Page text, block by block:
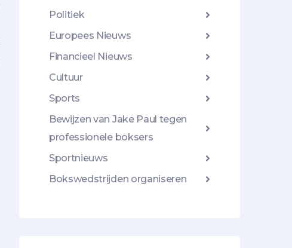
Politiek
Europees Nieuws
Financieel Nieuws
Cultuur
Sports
Bewijzen van Jake Paul tegen
professionele boksers
Sportnieuws
Bokswedstrijden organiseren